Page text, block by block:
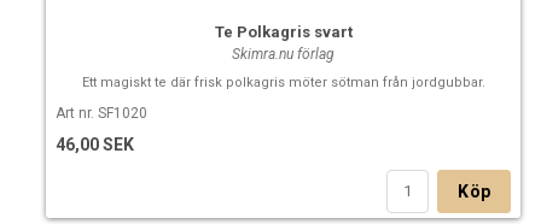
Te Polkagris svart
Skimra.nu förlag
Ett magiskt te där frisk polkagris möter sötman från jordgubbar.
Art nr. SF1020
46,00 SEK
Köp